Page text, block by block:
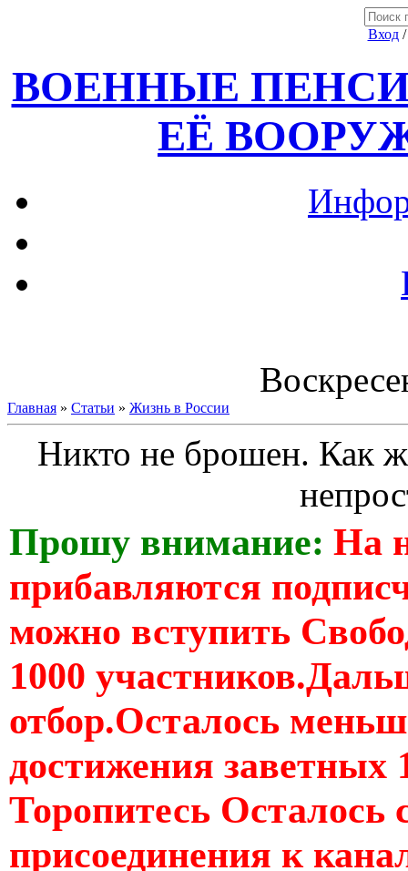
Вход
ВОЕННЫЕ
ЕЁ
Главная » Статьи » Жизнь в России
Никто не брошен. Как
Прошу внимание: На
прибавляются
можно вступить
1000
отбор.Осталось
достижения заветных
Торопитесь Осталось
присоединения к